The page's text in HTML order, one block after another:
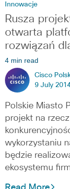
Innowacje
Rusza
otwarta
rozwiązań
4 min read
Cisco
9 July
Polskie Miasto
projekt na
wykorzystaniu
będzie
ekosystemu